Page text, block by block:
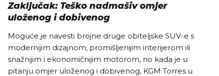
Zaključak: Teško nadmašiv omjer
uloženog i dobivenog
Moguće je navesti brojne druge obiteljske SUV-e s
modernijim dizajnom, promišljenijim interijerom ili
snažnijim i ekonomičnijim motorom, no kada je u
pitanju omjer uloženog i dobivenog, KGM Torres u